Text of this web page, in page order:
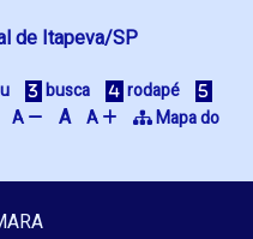
de Itapeva/SP
busca
rodapé
A A A
Mapa do